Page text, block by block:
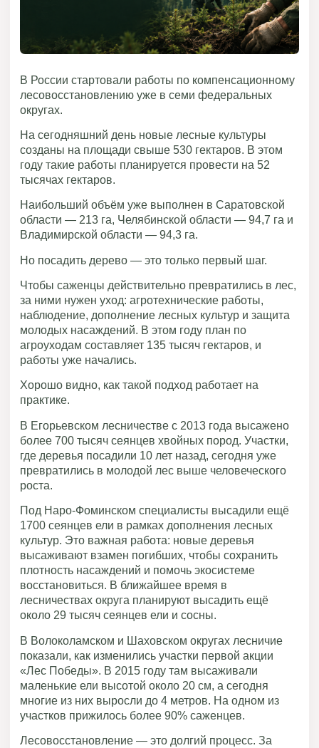
В России стартовали работы по компенсационному
лесовосстановлению уже в семи федеральных
округах.
На сегодняшний день новые лесные культуры
созданы на площади свыше 530 гектаров. В этом
году такие работы планируется провести на 52
тысячах гектаров.
Наибольший объём уже выполнен в Саратовской
области — 213 га, Челябинской области — 94,7 га и
Владимирской области — 94,3 га.
Но посадить дерево — это только первый шаг.
Чтобы саженцы действительно превратились в лес,
за ними нужен уход: агротехнические работы,
наблюдение, дополнение лесных культур и защита
молодых насаждений. В этом году план по
агроуходам составляет 135 тысяч гектаров, и
работы уже начались.
Хорошо видно, как такой подход работает на
практике.
В Егорьевском лесничестве с 2013 года высажено
более 700 тысяч сеянцев хвойных пород. Участки,
где деревья посадили 10 лет назад, сегодня уже
превратились в молодой лес выше человеческого
роста.
Под Наро-Фоминском специалисты высадили ещё
1700 сеянцев ели в рамках дополнения лесных
культур. Это важная работа: новые деревья
высаживают взамен погибших, чтобы сохранить
плотность насаждений и помочь экосистеме
восстановиться. В ближайшее время в
лесничествах округа планируют высадить ещё
около 29 тысяч сеянцев ели и сосны.
В Волоколамском и Шаховском округах лесничие
показали, как изменились участки первой акции
«Лес Победы». В 2015 году там высаживали
маленькие ели высотой около 20 см, а сегодня
многие из них выросли до 4 метров. На одном из
участков прижилось более 90% саженцев.
Лесовосстановление — это долгий процесс. За